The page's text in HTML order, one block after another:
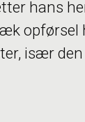
hans
opførsel
især